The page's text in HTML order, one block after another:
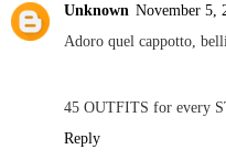
Unknown November 5,
Adoro quel cappotto,
45 OUTFITS for every
Reply